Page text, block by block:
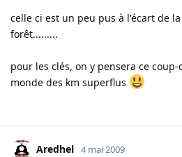
celle ci est un peu pus à l'écart de
forêt.........
pour les clés, on y pensera ce
monde des km superflus
Aredhel 4 mai 2009